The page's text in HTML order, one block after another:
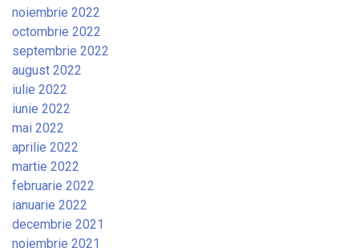
noiembrie 2022
octombrie 2022
septembrie 2022
august 2022
iulie 2022
iunie 2022
mai 2022
aprilie 2022
martie 2022
februarie 2022
ianuarie 2022
decembrie 2021
noiembrie 2021